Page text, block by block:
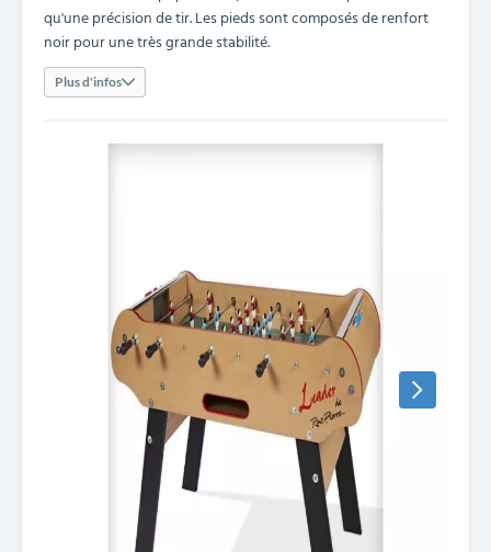
qu'une précision de tir. Les pieds sont composés de renfort
noir pour une très grande stabilité.
Plus d'infos